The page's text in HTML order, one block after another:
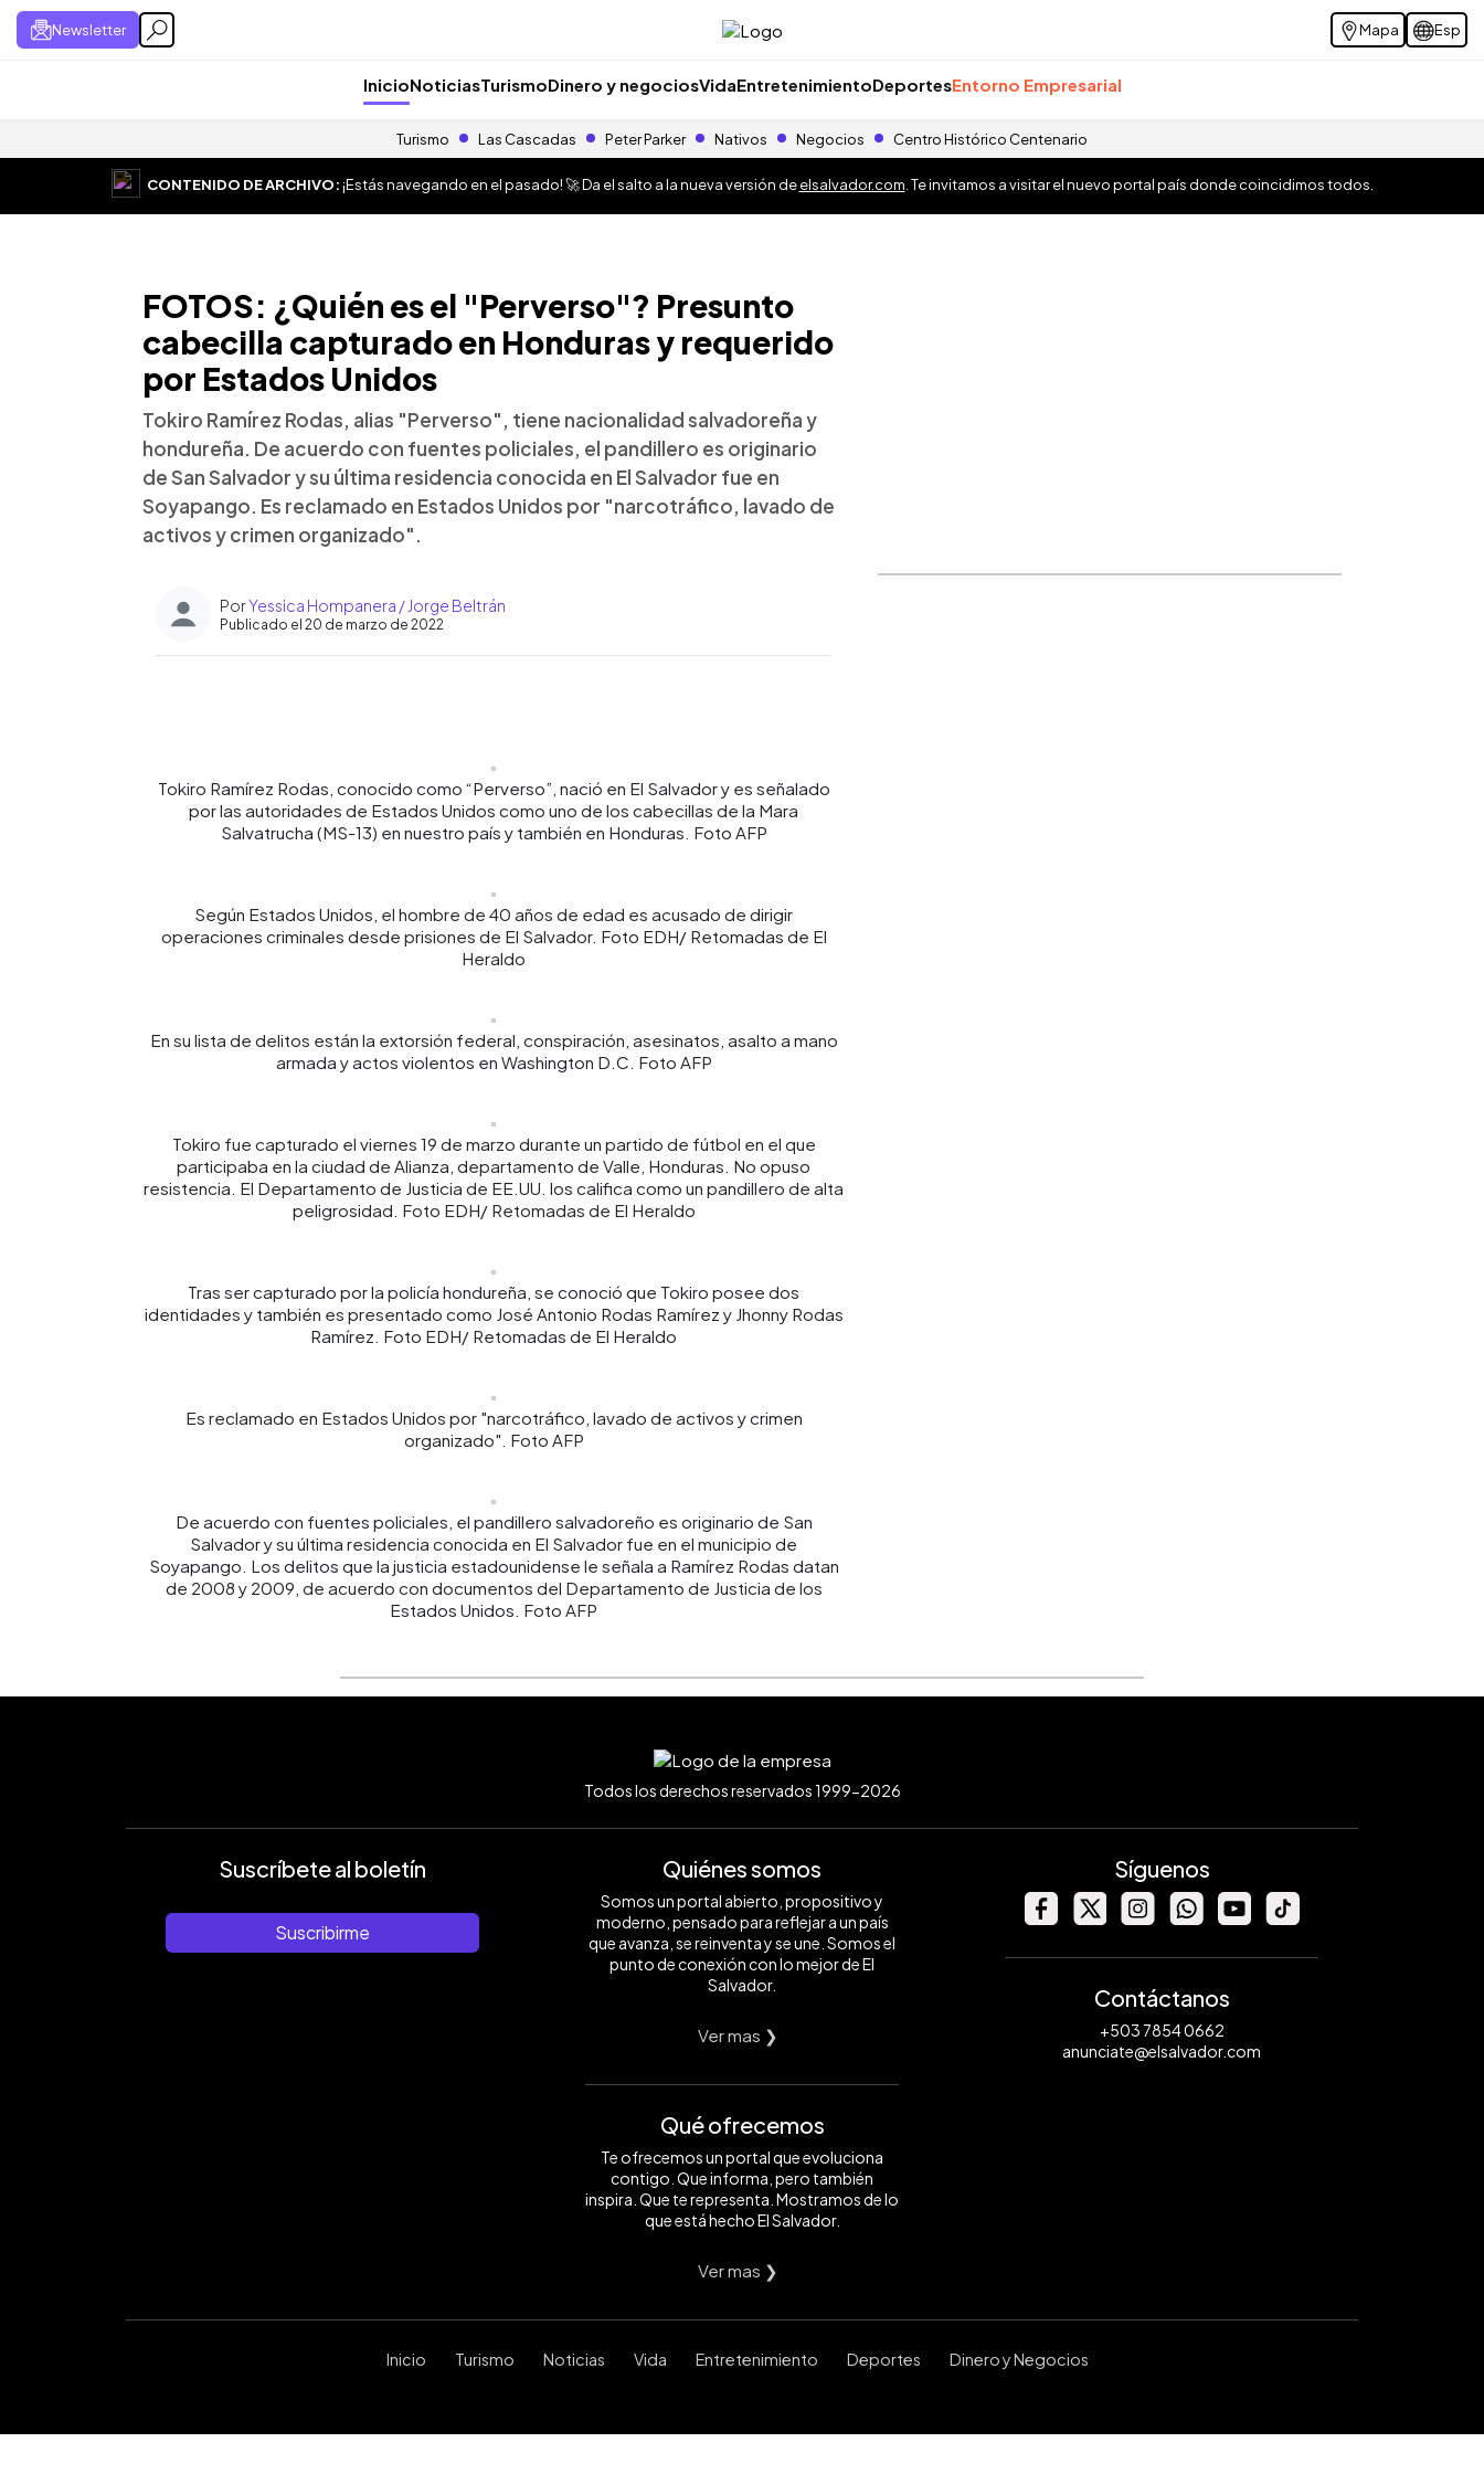
Newsletter Mapa Esp
InicioNoticiasTurismoDinero y negociosVidaEntretenimientoDeportesEntorno Empresarial
Turismo Las Cascadas Peter Parker Nativos Negocios Centro Histórico Centenario
CONTENIDO DE ARCHIVO:¡Estás navegando en el pasado! 🚀 Da el salto a la nueva versión deelsalvador.com . Te invitamos a visitar el nuevo portal país donde coincidimos todos.
FOTOS: ¿Quién es el "Perverso"? Presunto
cabecilla capturado en Honduras y requerido
por Estados Unidos
Tokiro Ramírez Rodas, alias "Perverso", tiene nacionalidad salvadoreña y
hondureña. De acuerdo con fuentes policiales, el pandillero es originario
de San Salvador y su última residencia conocida en El Salvador fue en
Soyapango. Es reclamado en Estados Unidos por "narcotráfico, lavado de
activos y crimen organizado".
PorYessica Hompanera / Jorge Beltrán
Publicado el 20 de marzo de 2022
Tokiro Ramírez Rodas, conocido como “Perverso”, nació en El Salvador y es señalado
por las autoridades de Estados Unidos como uno de los cabecillas de la Mara
Salvatrucha (MS-13) en nuestro país y también en Honduras. Foto AFP
Según Estados Unidos, el hombre de 40 años de edad es acusado de dirigir
operaciones criminales desde prisiones de El Salvador. Foto EDH/ Retomadas de El
Heraldo
En su lista de delitos están la extorsión federal, conspiración, asesinatos, asalto a mano
armada y actos violentos en Washington D.C. Foto AFP
Tokiro fue capturado el viernes 19 de marzo durante un partido de fútbol en el que
participaba en la ciudad de Alianza, departamento de Valle, Honduras. No opuso
resistencia. El Departamento de Justicia de EE.UU. los califica como un pandillero de alta
peligrosidad. Foto EDH/ Retomadas de El Heraldo
Tras ser capturado por la policía hondureña, se conoció que Tokiro posee dos
identidades y también es presentado como José Antonio Rodas Ramírez y Jhonny Rodas
Ramírez. Foto EDH/ Retomadas de El Heraldo
Es reclamado en Estados Unidos por "narcotráfico, lavado de activos y crimen
organizado". Foto AFP
De acuerdo con fuentes policiales, el pandillero salvadoreño es originario de San
Salvador y su última residencia conocida en El Salvador fue en el municipio de
Soyapango. Los delitos que la justicia estadounidense le señala a Ramírez Rodas datan
de 2008 y 2009, de acuerdo con documentos del Departamento de Justicia de los
Estados Unidos. Foto AFP
Todos los derechos reservados 1999-2026
Suscríbete al boletín
Suscribirme
Quiénes somos
Somos un portal abierto, propositivo y
moderno, pensado para reflejar a un país
que avanza, se reinventa y se une. Somos el
punto de conexión con lo mejor de El
Salvador.
Ver mas ❯
Qué ofrecemos
Te ofrecemos un portal que evoluciona
contigo. Que informa, pero también
inspira. Que te representa. Mostramos de lo
que está hecho El Salvador.
Ver mas ❯
Síguenos
Contáctanos
+503 7854 0662
anunciate@elsalvador.com
Inicio Turismo Noticias Vida Entretenimiento Deportes Dinero y Negocios